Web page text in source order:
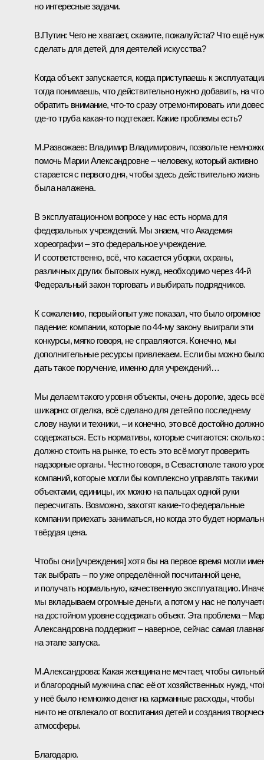
но интересные задачи.
В.Путин: Чего не хватает, скажите, пожалуйста? Что ещё
сделать для детей, для деятелей искусства?
Когда объект запускается, когда приступаешь к
тогда понимаешь, что действительно нужно добавить, на что
обратить внимание, что-то сразу отремонтировать или
где-то труба какая-то подтекает. Какие проблемы есть?
М.Развожаев: Владимир Владимирович, позвольте
помочь Марии Александровне – человеку, который активно
старается с первого дня, чтобы здесь действительно жизнь
была налажена.
В эксплуатационном вопросе у нас есть норма для
федеральных учреждений. Мы знаем, что Академия
хореографии – это федеральное учреждение.
И соответственно, всё, что касается уборки, охраны,
различных других бытовых нужд, необходимо через 44-й
Федеральный закон торговать и выбирать подрядчиков.
К сожалению, первый опыт уже показал, что было огромное
падение: компании, которые по 44-му закону выиграли эти
конкурсы, мягко говоря, не справляются. Конечно, мы
дополнительные ресурсы привлекаем. Если бы можно было
дать такое поручение, именно для учреждений…
Мы делаем такого уровня объекты, очень дорогие, здесь всё
шикарно: отделка, всё сделано для детей по последнему
слову науки и техники, – и конечно, это всё достойно должно
содержаться. Есть нормативы, которые считаются: сколько
должно стоить на рынке, то есть это всё могут проверить
надзорные органы. Честно говоря, в Севастополе такого
компаний, которые могли бы комплексно управлять такими
объектами, единицы, их можно на пальцах одной руки
пересчитать. Возможно, захотят какие-то федеральные
компании приехать заниматься, но когда это будет
твёрдая цена.
Чтобы они [учреждения] хотя бы на первое время могли
так выбрать – по уже определённой посчитанной цене,
и получать нормальную, качественную эксплуатацию.
мы вкладываем огромные деньги, а потом у нас не
на достойном уровне содержать объект. Эта проблема –
Александровна поддержит – наверное, сейчас самая
на этапе запуска.
М.Александрова: Какая женщина не мечтает, чтобы сильный
и благородный мужчина спас её от хозяйственных нужд,
у неё было немножко денег на карманные расходы, чтобы
ничто не отвлекало от воспитания детей и создания
атмосферы.
Благодарю.